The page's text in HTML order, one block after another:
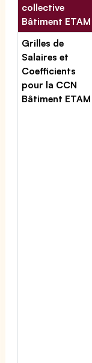
collective
Bâtiment ETAM
Grilles de
Salaires et
Coefficients
pour la CCN
Bâtiment ETAM